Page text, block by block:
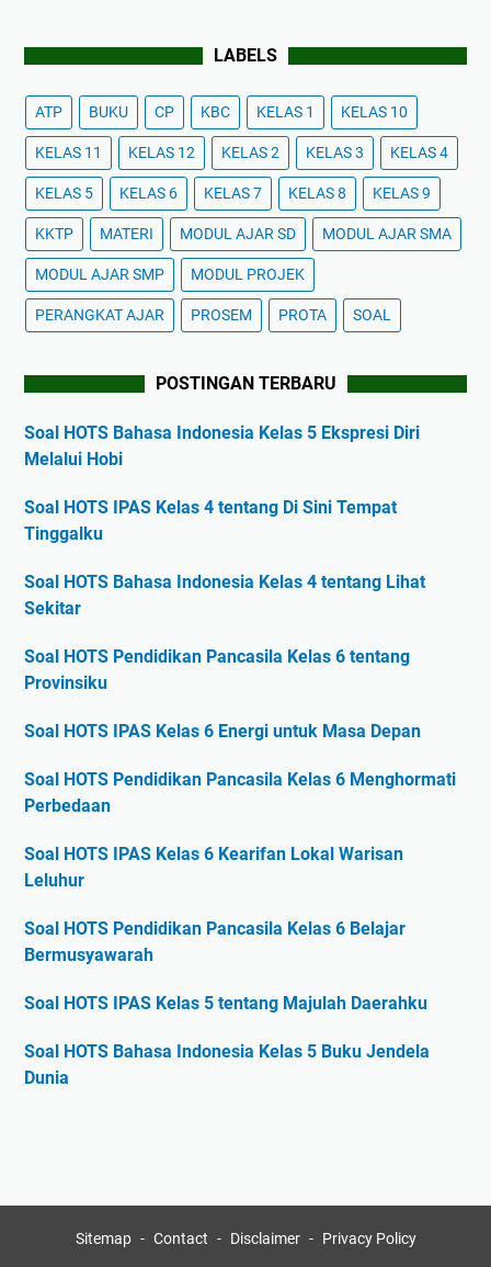
LABELS
ATP BUKU CP KBC KELAS 1 KELAS 10
KELAS 11 KELAS 12 KELAS 2 KELAS 3 KELAS 4
KELAS 5 KELAS 6 KELAS 7 KELAS 8 KELAS 9
KKTP MATERI MODUL AJAR SD MODUL AJAR SMA
MODUL AJAR SMP MODUL PROJEK
PERANGKAT AJAR PROSEM PROTA SOAL
POSTINGAN TERBARU
Soal HOTS Bahasa Indonesia Kelas 5 Ekspresi Diri
Melalui Hobi
Soal HOTS IPAS Kelas 4 tentang Di Sini Tempat
Tinggalku
Soal HOTS Bahasa Indonesia Kelas 4 tentang Lihat
Sekitar
Soal HOTS Pendidikan Pancasila Kelas 6 tentang
Provinsiku
Soal HOTS IPAS Kelas 6 Energi untuk Masa Depan
Soal HOTS Pendidikan Pancasila Kelas 6 Menghormati
Perbedaan
Soal HOTS IPAS Kelas 6 Kearifan Lokal Warisan
Leluhur
Soal HOTS Pendidikan Pancasila Kelas 6 Belajar
Bermusyawarah
Soal HOTS IPAS Kelas 5 tentang Majulah Daerahku
Soal HOTS Bahasa Indonesia Kelas 5 Buku Jendela
Dunia
Sitemap Contact Disclaimer Privacy Policy